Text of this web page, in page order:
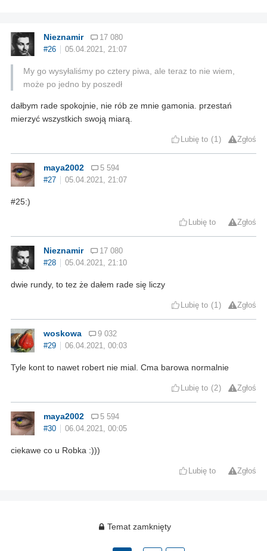
Nieznamir
17 080
#26
05.04.2021, 21:07
My go wysyłaliśmy po cztery piwa, ale teraz to nie wiem,
może po jedno by poszedł
dałbym rade spokojnie, nie rób ze mnie gamonia. przestań
mierzyć wszystkich swoją miarą.
Lubię to 1 Zgłoś
maya2002
5 594
#27
05.04.2021, 21:07
#25:)
Lubię to Zgłoś
Nieznamir
17 080
#28
05.04.2021, 21:10
dwie rundy, to tez że dałem rade się liczy
Lubię to 1 Zgłoś
woskowa
9 032
#29
06.04.2021, 00:03
Tyle kont to nawet robert nie mial. Cma barowa normalnie
Lubię to 2 Zgłoś
maya2002
5 594
#30
06.04.2021, 00:05
ciekawe co u Robka :)))
Lubię to Zgłoś
Temat zamknięty